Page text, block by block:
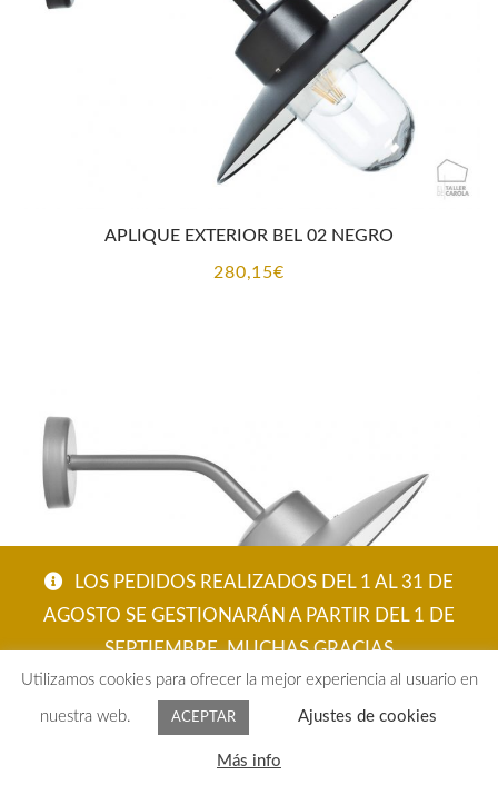
LOS PEDIDOS REALIZADOS DEL 1 AL 31 DE
AGOSTO SE GESTIONARÁN A PARTIR DEL 1 DE
SEPTIEMBRE. MUCHAS GRACIAS
ACEPTAR
APLIQUE EXTERIOR BEL 02 NEGRO
280,15€
APLIQUE EXTERIOR BEL 02 GRIS
280,15€
Utilizamos cookies para ofrecer la mejor experiencia al usuario en
nuestra web. ACEPTAR Ajustes de cookies
Más info